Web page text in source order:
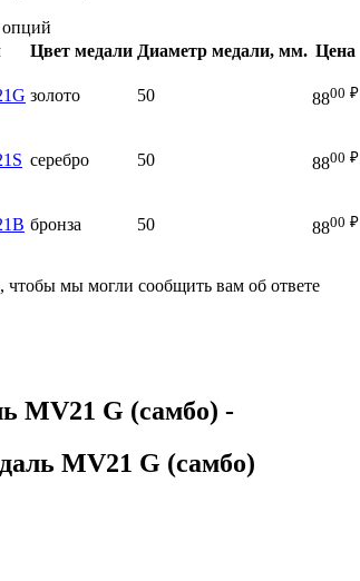
опций
Цвет медали Диаметр медали, мм. Цена
золото 50 8800 ₽
серебро 50 8800 ₽
бронза 50 8800 ₽
чтобы мы могли сообщить вам об ответе
MV21 G (самбо) -
MV21 G (самбо)